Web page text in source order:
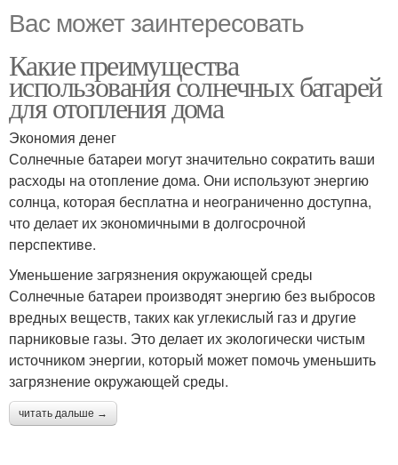
Вас может заинтересовать
Какие преимущества
использования солнечных батарей
для отопления дома
Экономия денег
Солнечные батареи могут значительно сократить ваши
расходы на отопление дома. Они используют энергию
солнца, которая бесплатна и неограниченно доступна,
что делает их экономичными в долгосрочной
перспективе.
Уменьшение загрязнения окружающей среды
Солнечные батареи производят энергию без выбросов
вредных веществ, таких как углекислый газ и другие
парниковые газы. Это делает их экологически чистым
источником энергии, который может помочь уменьшить
загрязнение окружающей среды.
читать дальше →